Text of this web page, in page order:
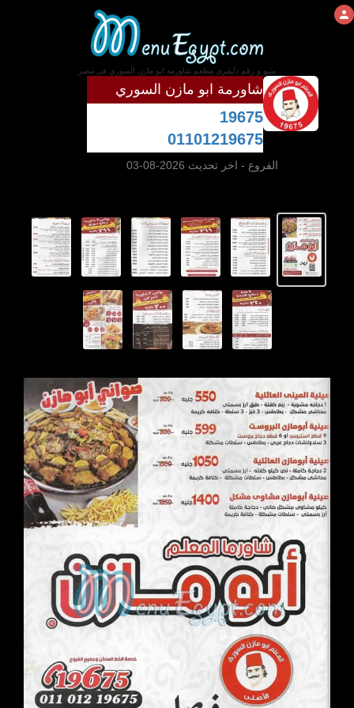
منيو و رقم دليفرى مطعم شاورمة ابو مازن السوري فى مصر
شاورمة ابو مازن السوري
19675
01101219675
الفروع - اخر تحديث 2026-08-03